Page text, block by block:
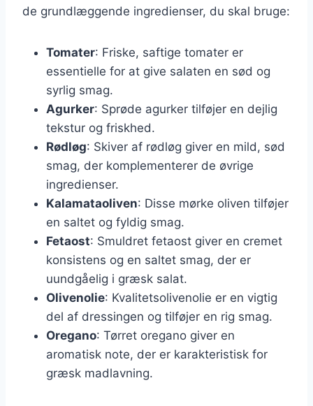
de grundlæggende ingredienser, du skal bruge:
Tomater: Friske, saftige tomater er
essentielle for at give salaten en sød og
syrlig smag.
Agurker: Sprøde agurker tilføjer en dejlig
tekstur og friskhed.
Rødløg: Skiver af rødløg giver en mild, sød
smag, der komplementerer de øvrige
ingredienser.
Kalamataoliven: Disse mørke oliven tilføjer
en saltet og fyldig smag.
Fetaost: Smuldret fetaost giver en cremet
konsistens og en saltet smag, der er
uundgåelig i græsk salat.
Olivenolie: Kvalitetsolivenolie er en vigtig
del af dressingen og tilføjer en rig smag.
Oregano: Tørret oregano giver en
aromatisk note, der er karakteristisk for
græsk madlavning.